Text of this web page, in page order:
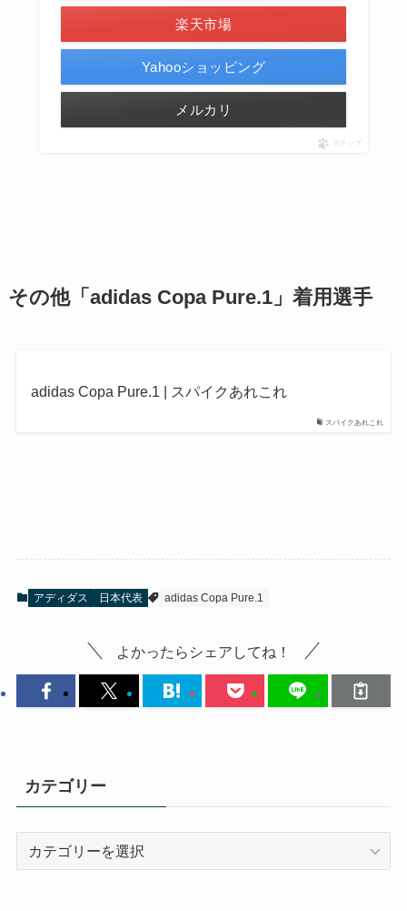
楽天市場
Yahooショッピング
メルカリ
ポチップ
その他「adidas Copa Pure.1」着用選手
スパイクあれこれ
adidas Copa Pure.1 | スパイクあれこれ
アディダス 日本代表 adidas Copa Pure.1
よかったらシェアしてね！
カテゴリー